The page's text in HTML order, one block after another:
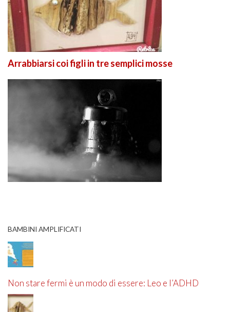
Arrabbiarsi coi figli in tre semplici mosse
BAMBINI AMPLIFICATI
Non stare fermi è un modo di essere: Leo e l’ADHD